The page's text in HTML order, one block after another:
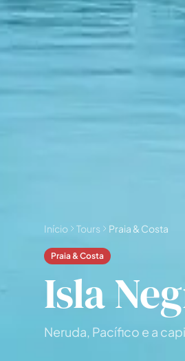
Início Tours Praia & Costa
Praia & Costa
Isla
Neruda, Pacífico e a